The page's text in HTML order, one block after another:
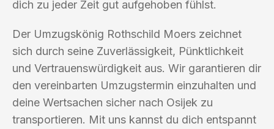
dich zu jeder Zeit gut aufgehoben fühlst.
Der Umzugskönig Rothschild Moers zeichnet
sich durch seine Zuverlässigkeit, Pünktlichkeit
und Vertrauenswürdigkeit aus. Wir garantieren dir
den vereinbarten Umzugstermin einzuhalten und
deine Wertsachen sicher nach Osijek zu
transportieren. Mit uns kannst du dich entspannt